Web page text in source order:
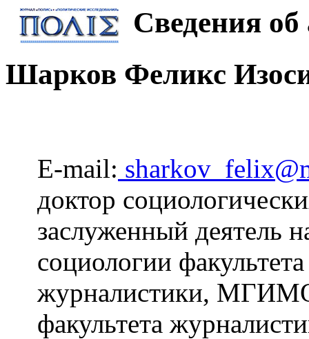
Сведения об
Шарков Феликс
E-mail:
доктор
заслуженный деятель
социологии
журналистики,
факультета